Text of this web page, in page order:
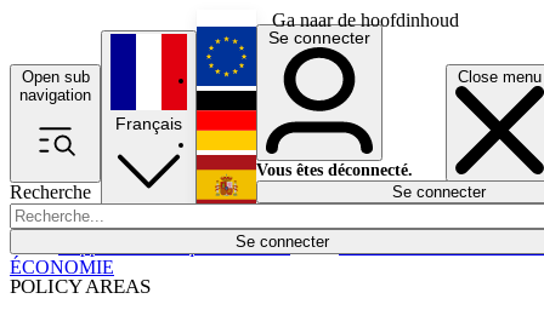
Ga naar de hoofdinhoud
Open sub
navigation
Close menu
Recherche
Se connecter
POLICY AREAS
Économie
Français
English
Deutsch
Español
Se connecter
Vous êtes déconnecté.
Se connecter
ÉCONOMIE